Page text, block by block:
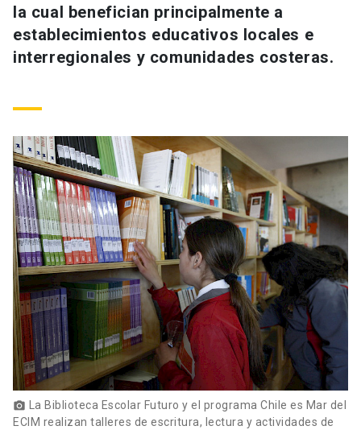
Personal
Alumni launch
Vecinos launch
Mi Cuenta UC launch
Donaciones launch
la cual benefician principalmente a
establecimientos educativos locales e
interregionales y comunidades costeras.
photo_camera La Biblioteca Escolar Futuro y el programa Chile es Mar del
ECIM realizan talleres de escritura, lectura y actividades de